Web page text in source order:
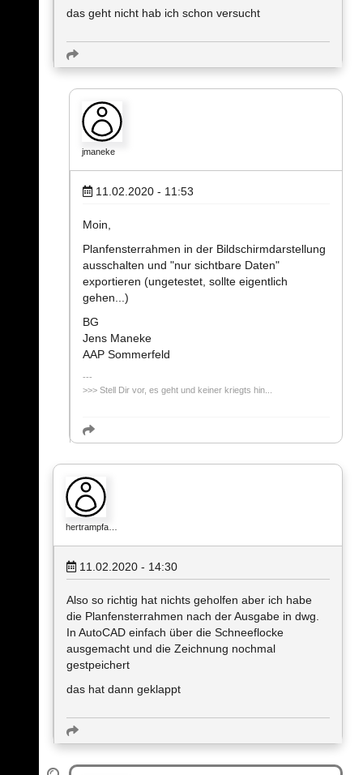
das geht nicht hab ich schon versucht
jmaneke
11.02.2020 - 11:53
Moin,
Planfensterrahmen in der Bildschirmdarstellung
ausschalten und "nur sichtbare Daten"
exportieren (ungetestet, sollte eigentlich
gehen...)
BG
Jens Maneke
AAP Sommerfeld
>>> Stell Dir vor, es geht und keiner kriegts hin...
hertrampfa…
11.02.2020 - 14:30
Also so richtig hat nichts geholfen aber ich habe
die Planfensterrahmen nach der Ausgabe in dwg.
In AutoCAD einfach über die Schneeflocke
ausgemacht und die Zeichnung nochmal
gestpeichert
das hat dann geklappt